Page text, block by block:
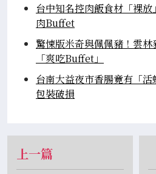
台中知名控肉飯食材「裸
肉Buffet
驚悚版米奇與佩佩豬！雲
「爽吃Buffet」
台南大益夜市香腸竟有「活
包裝破損
上一篇